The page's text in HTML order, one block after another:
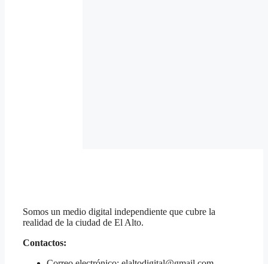
Somos un medio digital independiente que cubre la
realidad de la ciudad de El Alto.
Contactos: